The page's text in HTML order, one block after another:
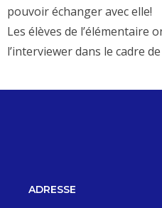
pouvoir échanger avec elle!
Les élèves de l’élémentaire
l’interviewer dans le cadre
ADRESSE